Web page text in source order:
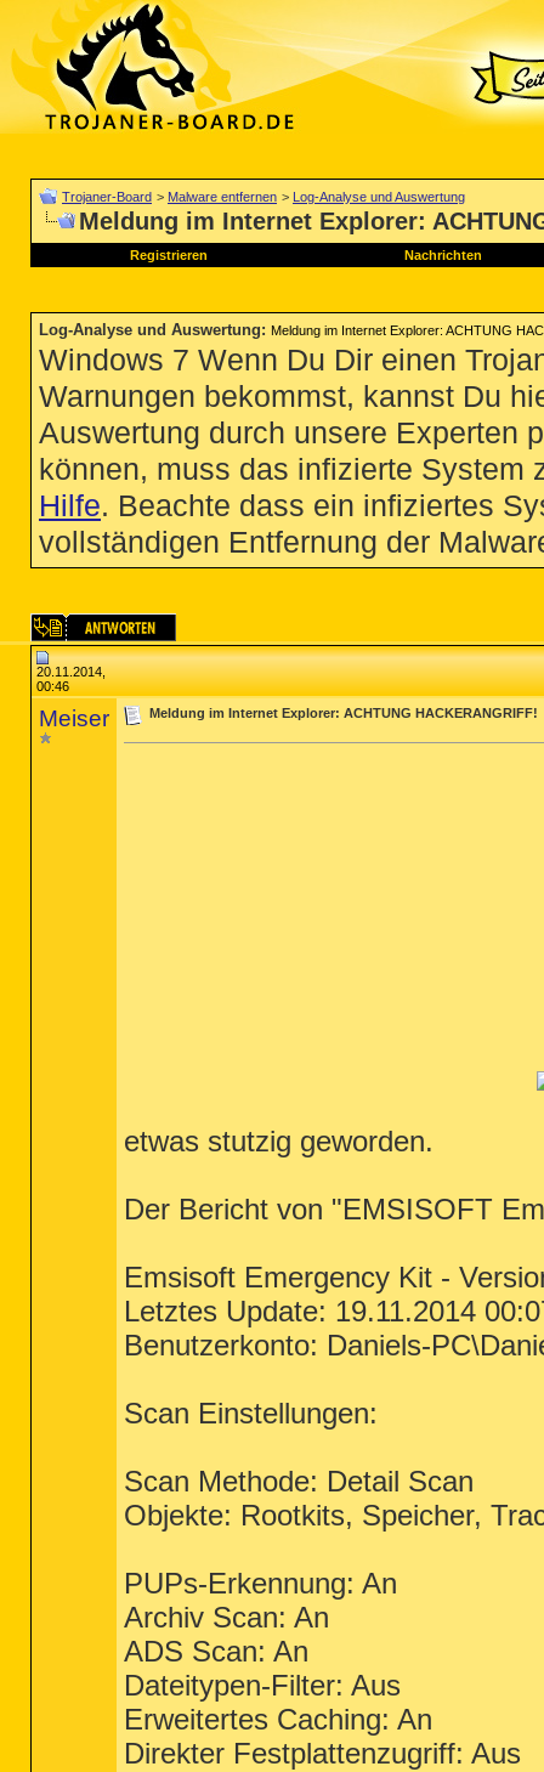
Trojaner-Board > Malware entfernen > Log-Analyse und Auswertung
Meldung im Internet Explorer:
Registrieren Nachrichten
Log-Analyse und Auswertung: Meldung im Internet Explorer: ACHTUNG
Windows 7 Wenn Du Dir einen
Warnungen bekommst, kannst Du
Auswertung durch unsere Experten
können, muss das infizierte System
Hilfe. Beachte dass ein infiziertes
vollständigen Entfernung der
20.11.2014,
00:46
Meiser Meldung im Internet Explorer: ACHTUNG HACKERANGRIFF!
etwas stutzig geworden.
Der Bericht von "EMSISOFT
Emsisoft Emergency Kit -
Letztes Update: 19.11.2014
Benutzerkonto: Daniels-
Scan Einstellungen:
Scan Methode: Detail Scan
Objekte: Rootkits, Speicher,
PUPs-Erkennung: An
Archiv Scan: An
ADS Scan: An
Dateitypen-Filter: Aus
Erweitertes Caching: An
Direkter Festplattenzugriff: Aus